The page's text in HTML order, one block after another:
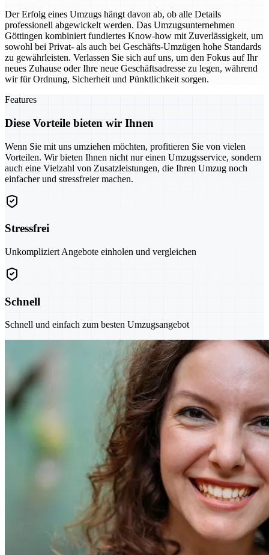
Der Erfolg eines Umzugs hängt davon ab, ob alle Details
professionell abgewickelt werden. Das Umzugsunternehmen
Göttingen kombiniert fundiertes Know-how mit Zuverlässigkeit, um
sowohl bei Privat- als auch bei Geschäfts-Umzügen hohe Standards
zu gewährleisten. Verlassen Sie sich auf uns, um den Fokus auf Ihr
neues Zuhause oder Ihre neue Geschäftsadresse zu legen, während
wir für Ordnung, Sicherheit und Pünktlichkeit sorgen.
Features
Diese Vorteile bieten wir Ihnen
Wenn Sie mit uns umziehen möchten, profitieren Sie von vielen
Vorteilen. Wir bieten Ihnen nicht nur einen Umzugsservice, sondern
auch eine Vielzahl von Zusatzleistungen, die Ihren Umzug noch
einfacher und stressfreier machen.
Stressfrei
Unkompliziert Angebote einholen und vergleichen
Schnell
Schnell und einfach zum besten Umzugsangebot